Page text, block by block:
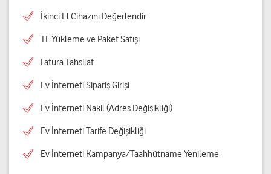
İkinci El Cihazını Değerlendir
TL Yükleme ve Paket Satışı
Fatura Tahsilat
Ev İnterneti Sipariş Girişi
Ev İnterneti Nakil (Adres Değişikliği)
Ev İnterneti Tarife Değişikliği
Ev İnterneti Kampanya/Taahhütname Yenileme